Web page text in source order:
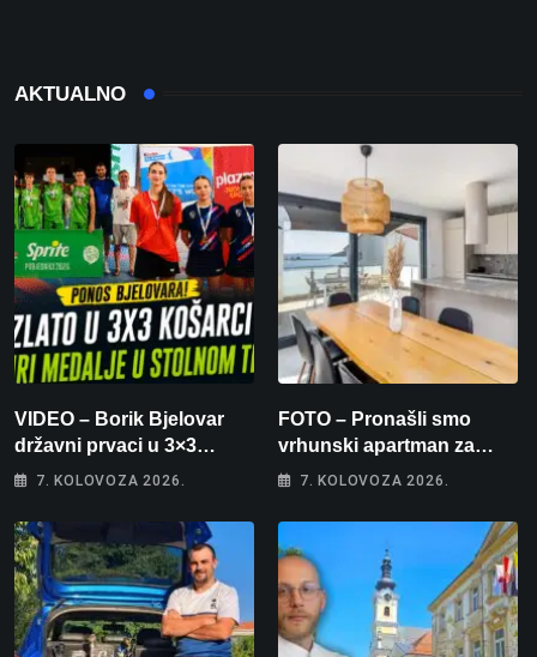
AKTUALNO
VIDEO – Borik Bjelovar
državni prvaci u 3×3
košarci, Klara Končar je
stolnom tenisu!
7. KOLOVOZA 2026.
FOTO – Pronašli smo
vrhunski apartman za
odmor: Pogled na more, tri
osvaja
7. KOLOVOZA 2026.